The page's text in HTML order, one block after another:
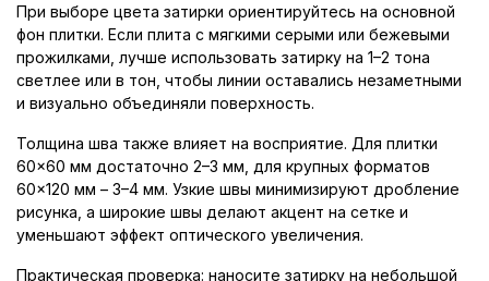
При выборе цвета затирки ориентируйтесь на основной
фон плитки. Если плита с мягкими серыми или бежевыми
прожилками, лучше использовать затирку на 1–2 тона
светлее или в тон, чтобы линии оставались незаметными
и визуально объединяли поверхность.
Толщина шва также влияет на восприятие. Для плитки
60×60 мм достаточно 2–3 мм, для крупных форматов
60×120 мм – 3–4 мм. Узкие швы минимизируют дробление
рисунка, а широкие швы делают акцент на сетке и
уменьшают эффект оптического увеличения.
Практическая проверка: наносите затирку на небольшой